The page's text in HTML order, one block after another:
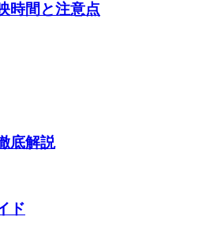
時間と注意点
底解説
ド